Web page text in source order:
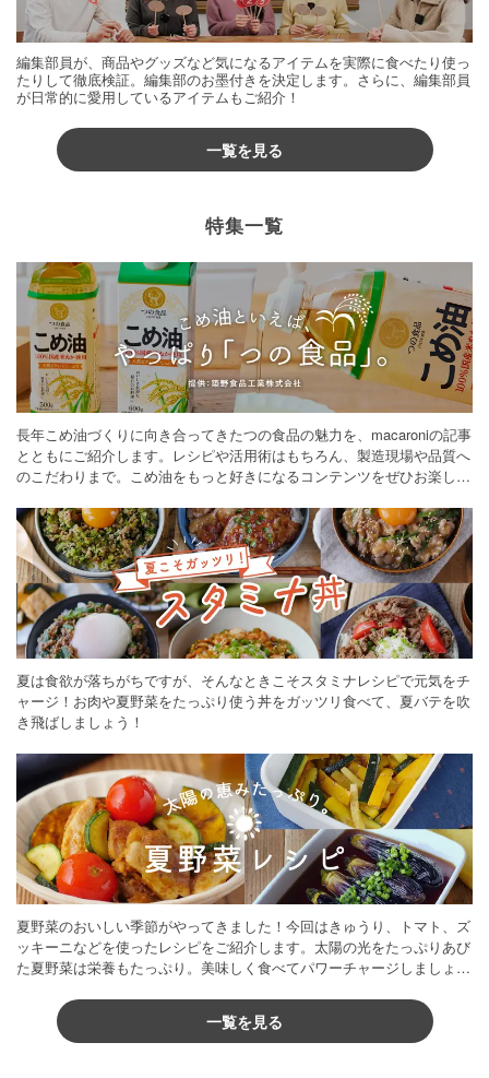
編集部員が、商品やグッズなど気になるアイテムを実際に食べたり使っ
たりして徹底検証。編集部のお墨付きを決定します。さらに、編集部員
が日常的に愛用しているアイテムもご紹介！
一覧を見る
特集一覧
長年こめ油づくりに向き合ってきたつの食品の魅力を、macaroniの記事
とともにご紹介します。レシピや活用術はもちろん、製造現場や品質へ
のこだわりまで。こめ油をもっと好きになるコンテンツをぜひお楽しみ
夏は食欲が落ちがちですが、そんなときこそスタミナレシピで元気をチ
ャージ！お肉や夏野菜をたっぷり使う丼をガッツリ食べて、夏バテを吹
き飛ばしましょう！
夏野菜のおいしい季節がやってきました！今回はきゅうり、トマト、ズ
ッキーニなどを使ったレシピをご紹介します。太陽の光をたっぷりあび
た夏野菜は栄養もたっぷり。美味しく食べてパワーチャージしましょう
一覧を見る